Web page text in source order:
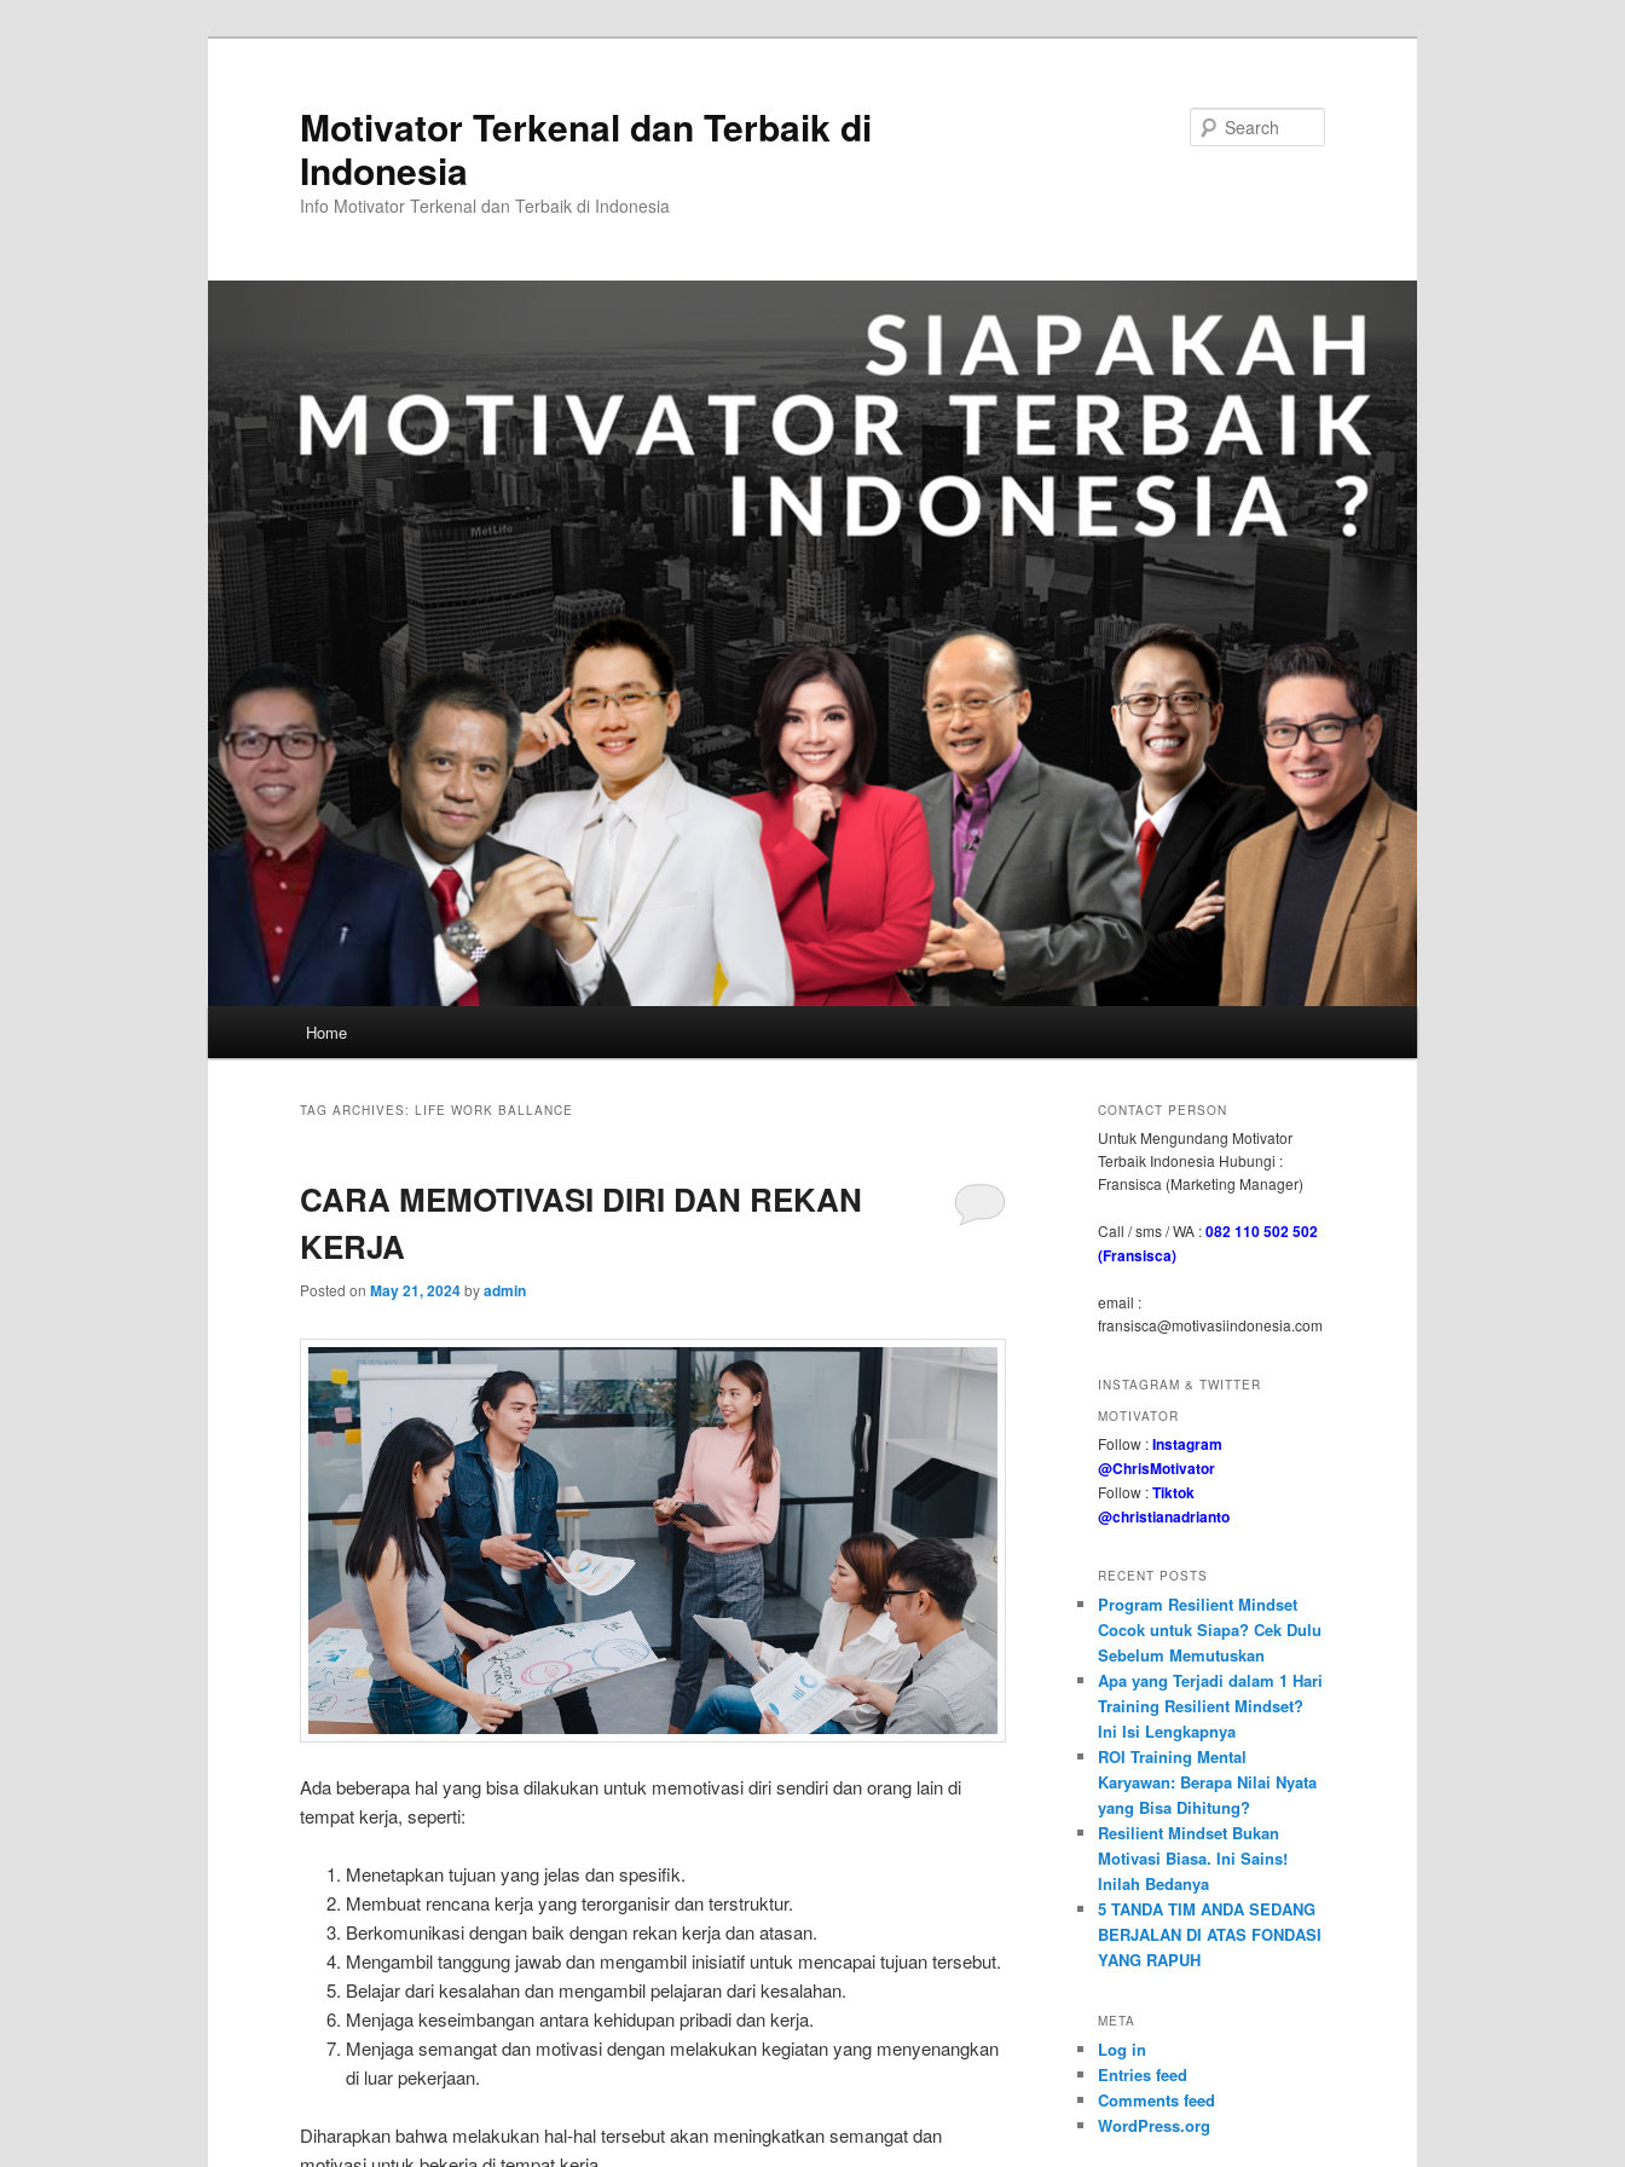
Motivator Terkenal dan Terbaik di
Indonesia
Info Motivator Terkenal dan Terbaik di Indonesia
Home
TAG ARCHIVES: LIFE WORK BALLANCE
CARA MEMOTIVASI DIRI DAN REKAN
KERJA
Posted on May 21, 2024byadmin
Ada beberapa hal yang bisa dilakukan untuk memotivasi diri sendiri dan orang lain di
tempat kerja, seperti:
Menetapkan tujuan yang jelas dan spesifik.
Membuat rencana kerja yang terorganisir dan terstruktur.
Berkomunikasi dengan baik dengan rekan kerja dan atasan.
Mengambil tanggung jawab dan mengambil inisiatif untuk mencapai tujuan tersebut.
Belajar dari kesalahan dan mengambil pelajaran dari kesalahan.
Menjaga keseimbangan antara kehidupan pribadi dan kerja.
Menjaga semangat dan motivasi dengan melakukan kegiatan yang menyenangkan
di luar pekerjaan.
Diharapkan bahwa melakukan hal-hal tersebut akan meningkatkan semangat dan
CONTACT PERSON
Untuk Mengundang Motivator
Terbaik Indonesia Hubungi :
Fransisca (Marketing Manager)
Call / sms / WA :082 110 502 502
(Fransisca)
email :
fransisca@motivasiindonesia.com
INSTAGRAM & TWITTER
MOTIVATOR
Follow :Instagram
@ChrisMotivator
Follow :Tiktok
@christianadrianto
RECENT POSTS
Program Resilient Mindset
Cocok untuk Siapa? Cek Dulu
Sebelum Memutuskan
Apa yang Terjadi dalam 1 Hari
Training Resilient Mindset?
Ini Isi Lengkapnya
ROI Training Mental
Karyawan: Berapa Nilai Nyata
yang Bisa Dihitung?
Resilient Mindset Bukan
Motivasi Biasa. Ini Sains!
Inilah Bedanya
5 TANDA TIM ANDA SEDANG
BERJALAN DI ATAS FONDASI
YANG RAPUH
META
Log in
Entries feed
Comments feed
WordPress.org